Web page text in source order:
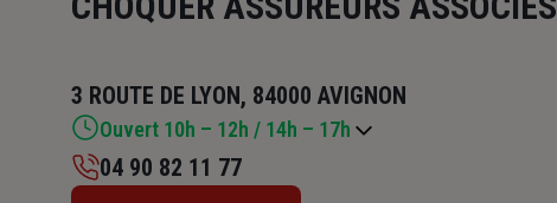
3 ROUTE DE LYON, 84000 AVIGNON
Ouvert 10h – 12h / 14h – 17h
04 90 82 11 77